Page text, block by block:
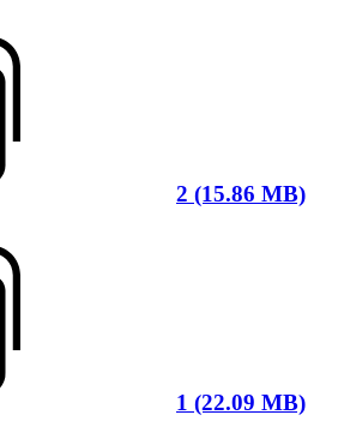
2 (15.86 MB)
1 (22.09 MB)